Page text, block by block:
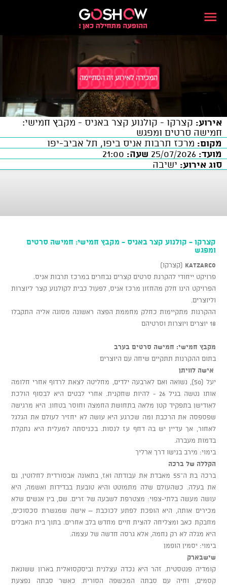
אירוע: קצרקו - קולנוע קצר באניס - מקבץ חמישי:
חמישה סרטים ומפגש
מקום: מרכז תרבות אניס ביפו, תל אביב-יפו
מועד:
שעה:
סוג אירוע: ישיבה
קצרקו - קולנוע קצר באניס - מקבץ חמישי: חמישה סרטים
ומפגש
KATZARCO (קצרקו)
פרויקט ייחודי להקרנת סרטים קצרים נבחרים במרכז תרבות אניס.
הפרויקט הינו חלק מהחזון מרכז אניס, לפעול כבית לקולנוע קצר ליוצרות
וליוצרים.
ההקרנות מתקיימות כחלק מחממת הפצה ראשונה מסוגה אליה התקבלו
18 יוצרים ויוצרות וסרטיהם
מקבץ חמישי: חמישה סרטים בערב
בתום ההקרנות תתקיים שיחה עם היוצרים
אישה לוויתן
יעל (50), נשואה ואם לארבעה ילדים, מחליטה לצאת לרדוף אחרי חלומה
אותו נטשה בגיל 26 - להיות שחקנית. אחרי לבטים היא לבסוף הולכת
לאודישן בתפקיד קטן מלאה בתחושת החמצה וחוסר בטחון. היא מרגישה
שפספסה את הרכבת ומה שכרגע היא עושה לא יחזיר לעולם את הגלגל
לאחור, אך עדיין יש בה דחף עז לנסות. בכניסתה למעלית היא נתקלת
בדמות מעברה.
בימוי: מירב בנישו דרך ארליך
הקללה של ברכה
ברכה בת ה־55 מאבדת את עבודתה ואז, בתאונה אבסורדית לחלוטין, גם
את בעלה. כשהעולם שלה מתמוטט והיא טובעת בבדידות ואשמה, היא
עושה מעשה בלתי-צפוי: מצטרפת לשבעה של זרים. שם, בין אנשים שלא
מכירים אותה, היא הופכת לפתע לכוכבת – אישה שמגשרת סכסוכים,
מחבקת כאב ומצליחה להצית חיים מחדש בלב אחרים. בתוך בית האבלים
היא מגלה לא רק נחמה, אלא גרסה חדשה של עצמה.
בימוי: יסמין הופמן
שישבארק
קומדיה פנטסטית. זהר היא נכדה עצלנית וביסקסואלית בארון ששונאת
קסמים, וחיה עם סבתה המכשפה הסורית. כאשר סבתה נפצעת